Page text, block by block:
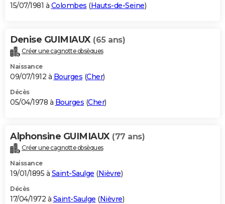
15/07/1981 à Colombes (Hauts-de-Seine)
Denise GUIMIAUX (65 ans)
Créer une cagnotte obsèques
Naissance
09/07/1912 à Bourges (Cher)
Décès
05/04/1978 à Bourges (Cher)
Alphonsine GUIMIAUX (77 ans)
Créer une cagnotte obsèques
Naissance
19/01/1895 à Saint-Saulge (Nièvre)
Décès
17/04/1972 à Saint-Saulge (Nièvre)